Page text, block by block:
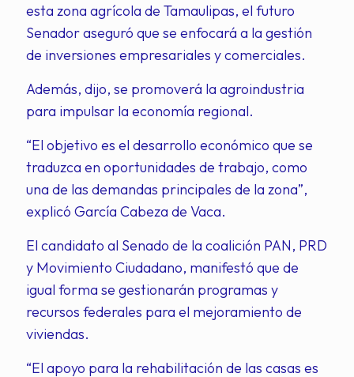
esta zona agrícola de Tamaulipas, el futuro
Senador aseguró que se enfocará a la gestión
de inversiones empresariales y comerciales.
Además, dijo, se promoverá la agroindustria
para impulsar la economía regional.
“El objetivo es el desarrollo económico que se
traduzca en oportunidades de trabajo, como
una de las demandas principales de la zona”,
explicó García Cabeza de Vaca.
El candidato al Senado de la coalición PAN, PRD
y Movimiento Ciudadano, manifestó que de
igual forma se gestionarán programas y
recursos federales para el mejoramiento de
viviendas.
“El apoyo para la rehabilitación de las casas es